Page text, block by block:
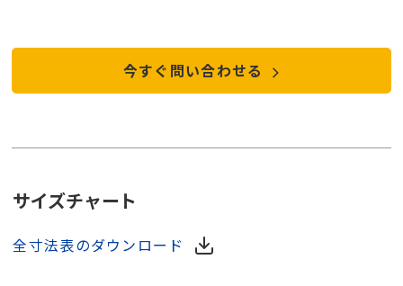
今すぐ問い合わせる
サイズチャート
全寸法表のダウンロード